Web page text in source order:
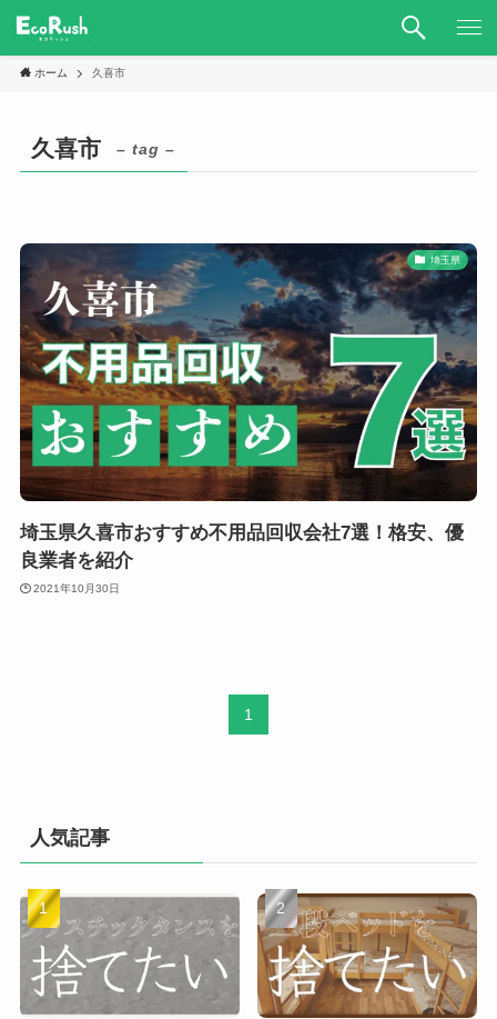
ホーム 久喜市
久喜市 – tag –
埼玉県
埼玉県久喜市おすすめ不用品回収会社7選！格安、優
良業者を紹介
2021年10月30日
1
人気記事